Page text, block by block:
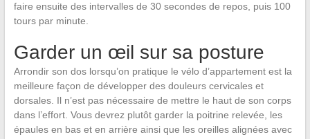
faire ensuite des intervalles de 30 secondes de repos, puis 100
tours par minute.
Garder un œil sur sa posture
Arrondir son dos lorsqu’on pratique le vélo d’appartement est la
meilleure façon de développer des douleurs cervicales et
dorsales. Il n’est pas nécessaire de mettre le haut de son corps
dans l’effort. Vous devrez plutôt garder la poitrine relevée, les
épaules en bas et en arrière ainsi que les oreilles alignées avec